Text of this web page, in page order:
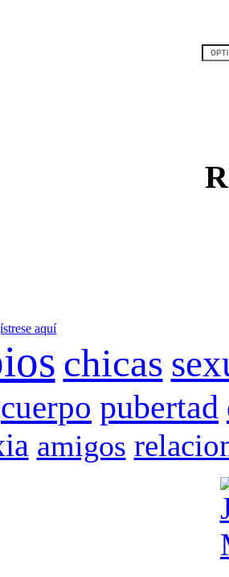
aquí
chicas
cuerpo pubertad
amigos